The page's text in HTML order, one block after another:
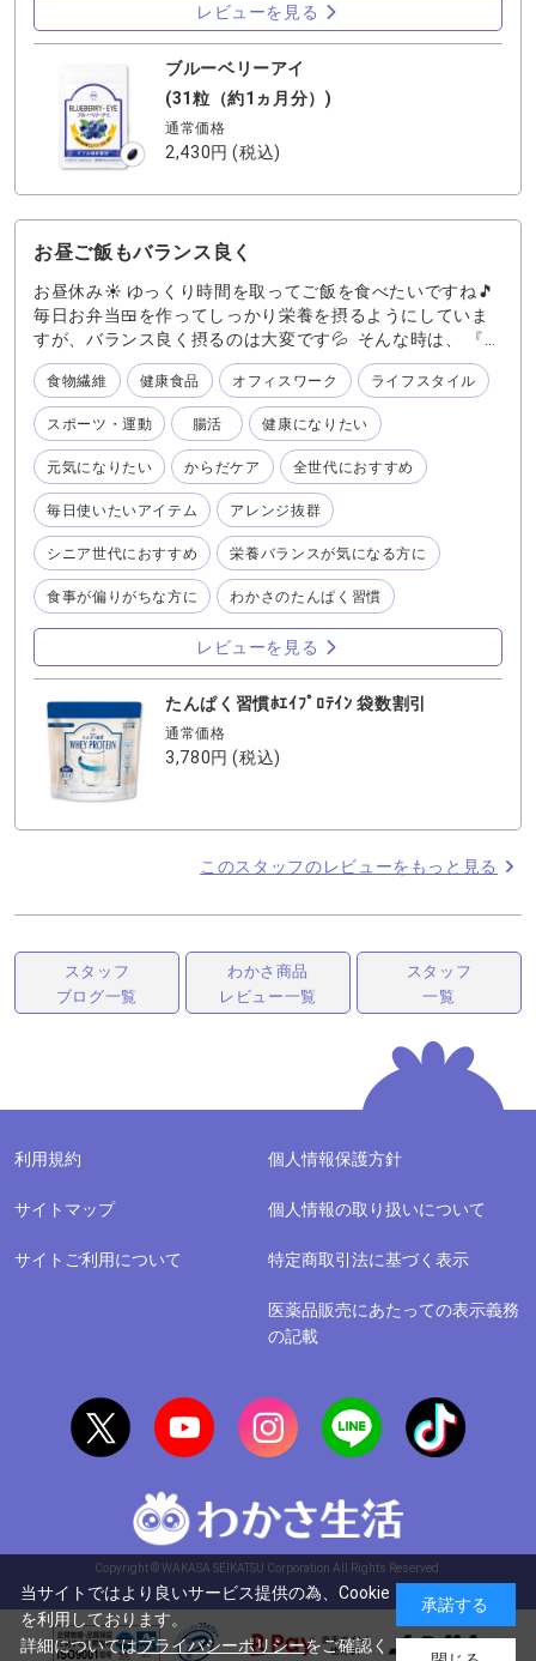
レビューを見る
ブルーベリーアイ
(31粒（約1ヵ月分）)
通常価格
2,430円(税込)
お昼ご飯もバランス良く
お昼休み☀️ ゆっくり時間を取ってご飯を食べたいですね🎵
毎日お弁当🍱を作ってしっかり栄養を摂るようにしていま
すが、バランス良く摂るのは大変です💦 そんな時は、 『わ
かさのたんぱく習慣』 です。足りない栄養を補ってくれる
心強い味方‼️ 歳を重ねる毎に、筋肉は大切💪 『わかさのた
んぱく習慣』 は、丈夫な筋肉づくりに必要な成分を中心と
した3つのこだわりの配合しています。 1. アミノ酸を多く
含むホエイプロテインが筋肉の成長を助けてくれます。 2.
不足しがちなカルシウムも一緒に摂取できます。 3. たんぱ
く質とカルシウムの吸収をサポートする6種類のビタミン・
ミネラル配合 『わかさのたんぱく習慣』ホエイプロテイン
は、ミルク味なので、朝のスープに混ぜたり色々アレンジ
が可能です🥣 他にもソイプロテインが配合された 抹茶味
や、ブルーベリー味、カフェ・オ・レ味もあります。 吸収
速度のはやいホエイプロテイン（動物性）と吸収速度がゆ
っくりなソイプロテイン（植物性）の2種類を同時に摂取す
ることで、たんぱく質の吸収性を持続させることが確認さ
れています。 お気に入りの味の『たんぱく習慣』を見つけ
て健やかなカラダを目指しましょう❤️
食物繊維 健康食品 オフィスワーク ライフスタイル
スポーツ・運動 腸活 健康になりたい
元気になりたい からだケア 全世代におすすめ
毎日使いたいアイテム アレンジ抜群
シニア世代におすすめ 栄養バランスが気になる方に
食事が偏りがちな方に わかさのたんぱく習慣
レビューを見る
たんぱく習慣ﾎｴｲﾌﾟﾛﾃｲﾝ 袋数割引
通常価格
3,780円(税込)
このスタッフのレビューをもっと見る
スタッフ
ブログ一覧
わかさ商品
レビュー一覧
スタッフ
一覧
利用規約 個人情報保護方針
サイトマップ 個人情報の取り扱いについて
サイトご利用について 特定商取引法に基づく表示
医薬品販売にあたっての表示義務
の記載
Copyright © WAKASA SEIKATSU Corporation All Rights Reserved.
当サイトではより良いサービス提供の為、Cookie
を利用しております。
詳細についてはプライバシーポリシーをご確認く
承諾する